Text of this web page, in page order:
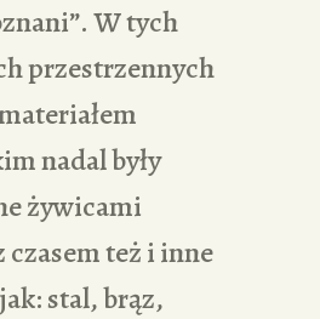
W tych
przestrzennych
nadal były
żywicami
czasem też i inne
stal, brąz,